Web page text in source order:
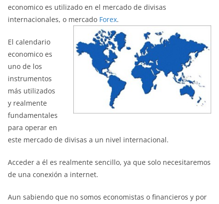
economico es utilizado en el mercado de divisas
internacionales, o mercado Forex.
El calendario
economico es
uno de los
instrumentos
más utilizados
y realmente
fundamentales
para operar en
este mercado de divisas a un nivel internacional.
Acceder a él es realmente sencillo, ya que solo necesitaremos
de una conexión a internet.
Aun sabiendo que no somos economistas o financieros y por